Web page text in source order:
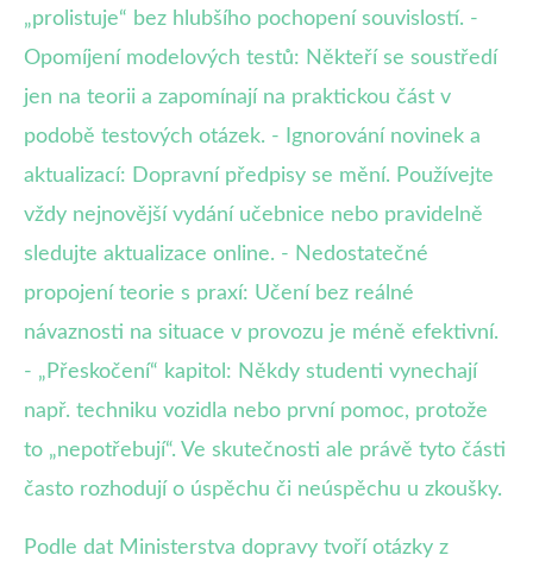
„prolistuje“ bez hlubšího pochopení souvislostí. -
Opomíjení modelových testů: Někteří se soustředí
jen na teorii a zapomínají na praktickou část v
podobě testových otázek. - Ignorování novinek a
aktualizací: Dopravní předpisy se mění. Používejte
vždy nejnovější vydání učebnice nebo pravidelně
sledujte aktualizace online. - Nedostatečné
propojení teorie s praxí: Učení bez reálné
návaznosti na situace v provozu je méně efektivní.
- „Přeskočení“ kapitol: Někdy studenti vynechají
např. techniku vozidla nebo první pomoc, protože
to „nepotřebují“. Ve skutečnosti ale právě tyto části
často rozhodují o úspěchu či neúspěchu u zkoušky.
Podle dat Ministerstva dopravy tvoří otázky z